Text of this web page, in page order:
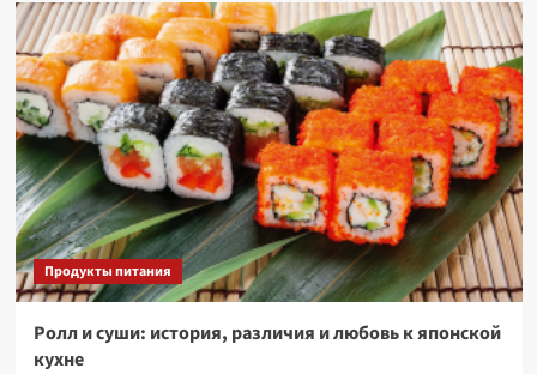
Продукты питания
Ролл и суши: история, различия и любовь к японской
кухне